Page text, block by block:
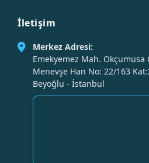
İletişim
Merkez Adresi:
Emekyemez Mah. Okçumusa
Menevşe Han No: 22/163
Beyoğlu - İstanbul